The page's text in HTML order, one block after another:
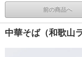
前の商品へ
中華そば（和歌山